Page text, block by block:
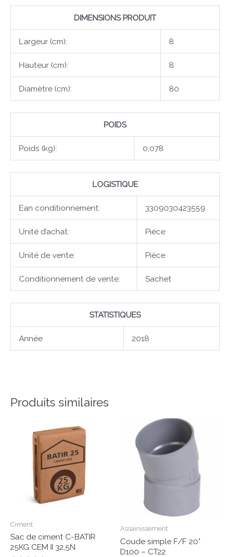
DIMENSIONS PRODUIT
Largeur (cm): 8
Hauteur (cm): 8
Diamètre (cm): 80
POIDS
Poids (kg): 0,078
LOGISTIQUE
Ean conditionnement: 3309030423559
Unité d’achat: Pièce
Unité de vente: Pièce
Conditionnement de vente: Sachet
STATISTIQUES
Année 2018
Produits similaires
Ciment
Sac de ciment C-BATIR
25KG CEM II 32,5N
Assainissement
Coude simple F/F 20°
D100 – CT22